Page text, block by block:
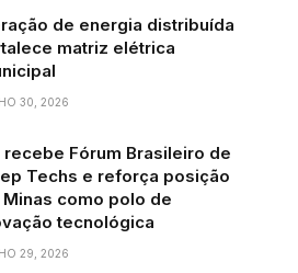
de energia distribuída
matriz elétrica
30, 2026
recebe Fórum Brasileiro de
Techs e reforça posição
Minas como polo de
tecnológica
29, 2026